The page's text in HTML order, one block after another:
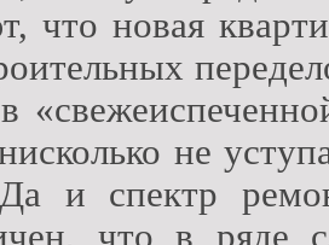
что новая
не
и спектр
что в ряде